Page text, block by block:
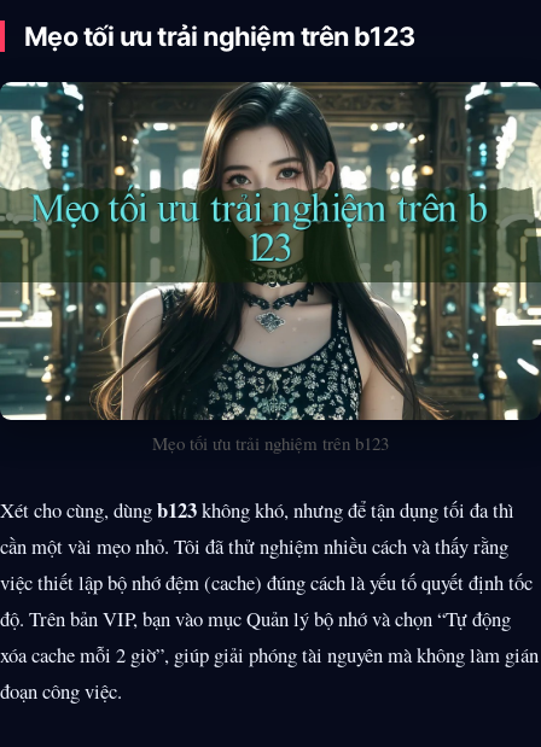
Mẹo tối ưu trải nghiệm trên b123
Mẹo tối ưu trải nghiệm trên b123
Xét cho cùng, dùngb123không khó, nhưng để tận dụng tối đa thì
cần một vài mẹo nhỏ. Tôi đã thử nghiệm nhiều cách và thấy rằng
việc thiết lập bộ nhớ đệm (cache) đúng cách là yếu tố quyết định tốc
độ. Trên bản VIP, bạn vào mục Quản lý bộ nhớ và chọn “Tự động
xóa cache mỗi 2 giờ”, giúp giải phóng tài nguyên mà không làm gián
đoạn công việc.